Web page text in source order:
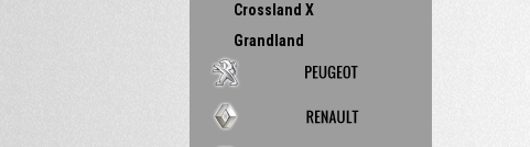
Crossland X
Grandland